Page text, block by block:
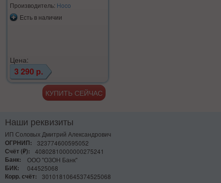
Производитель: Hoco
Есть в наличии
Цена:
3 290 р.
Наши реквизиты
ИП Соловых Дмитрий Александрович
ОГРНИП:
323774600595052
Счёт (₽):
40802810000000275241
Банк:
ООО "ОЗОН Банк"
БИК:
044525068
Корр. счёт:
30101810645374525068